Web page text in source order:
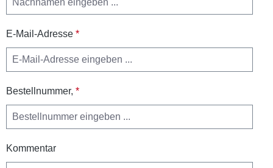
E-Mail-Adresse *
Bestellnummer, *
Kommentar